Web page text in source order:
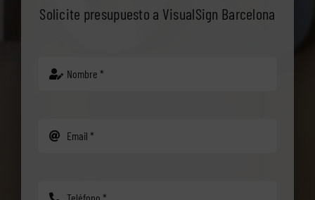
Solicite presupuesto a VisualSign Barcelona